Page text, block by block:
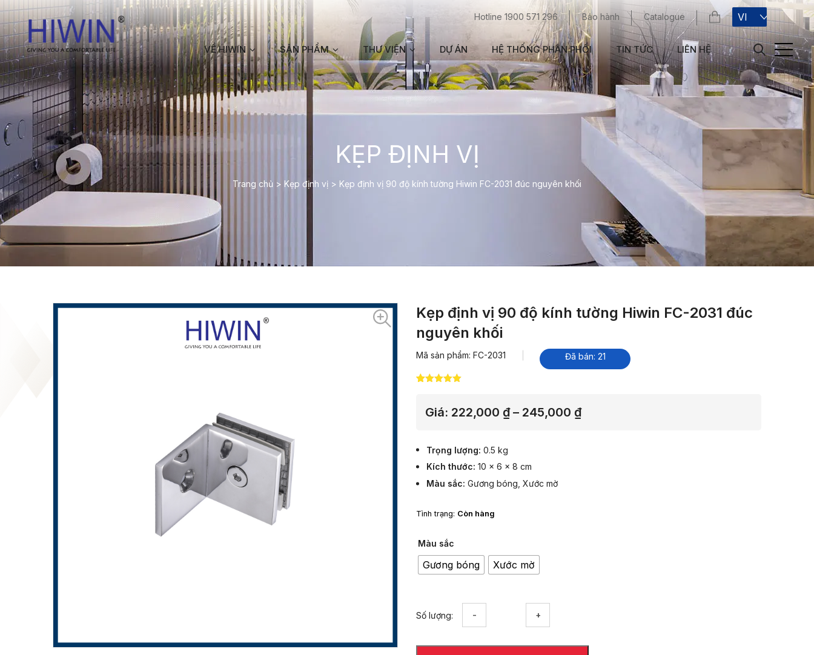
Hotline 1900 571 296 Bảo hành Catalogue VI
VỀ HIWIN SẢN PHẨM THƯ VIỆN DỰ ÁN HỆ THỐNG PHÂN PHỐI TIN TỨC LIÊN HỆ
KẸP ĐỊNH VỊ
Trang chủ > Kẹp định vị > Kẹp định vị 90 độ kính tường Hiwin FC-2031 đúc nguyên khối
Kẹp định vị 90 độ kính tường Hiwin FC-2031 đúc
nguyên khối
Mã sản phẩm: FC-2031 Đã bán: 21
đánh giá
Giá: 222,000 ₫ – 245,000 ₫Khoảng
Trọng lượng 0.5 kg
Kích thước 10 × 6 × 8 cm
Màu sắc Gương bóng Xước mờ
Tình trạng: Còn hàng
Màu sắc
Gương bóng Xước mờ
Số lượng:
90